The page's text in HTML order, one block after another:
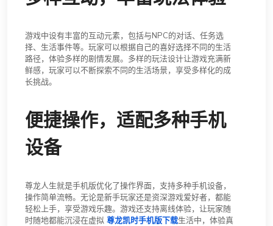
游戏中设有丰富的互动元素，包括与NPC的对话、任务选
择、生活事件等。玩家可以根据自己的喜好选择不同的生活
路径，体验多样的剧情发展。多样的玩法设计让游戏充满新
鲜感，玩家可以不断探索不同的生活场景，享受多样化的成
长挑战。
便捷操作，适配多种手机
设备
尊龙人生就是手机版优化了操作界面，支持多种手机设备，
操作简单流畅。无论是新手玩家还是资深游戏爱好者，都能
轻松上手，享受游戏乐趣。游戏还支持离线体验，让玩家随
时随地都能沉浸在虚拟 尊龙凯时手机版下载生活中，体验真